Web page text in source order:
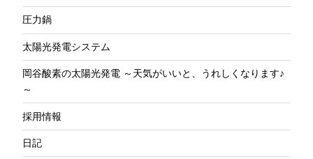
圧力鍋
太陽光発電システム
岡谷酸素の太陽光発電 ～天気がいいと、うれしくなります♪
～
採用情報
日記